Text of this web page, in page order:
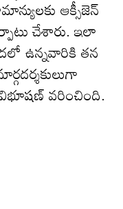
ఆక్సీజెన్
చేశారు. ఇలా
ఉన్నవారికి తన
వ‌రించింది.